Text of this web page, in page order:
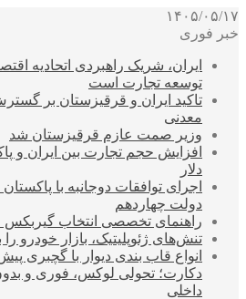
۱۴۰۵/۰۵/۱۷
خبر فوری
ایران، شریک راهبردی اتحادیه
توسعه تجارت است
تاکید ایران و قرقیزستان بر
معدنی
وزیر صمت عازم قرقیزستان شد
دلار
اجرای توافقات دوجانبه با
دولت چهاردهم
راهنمای تخصصی انتخاب گیربکس
تنش‌های ژئوپلیتیک، بازار خودرو
انواع قاب بندی دیوار با گچبری
دکارت؛ تحولی لوکس، فوری و
داخلی